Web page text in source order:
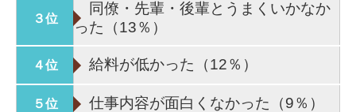
３位
同僚・先輩・後輩とうまくいかなか
った（13％）
４位 給料が低かった（12％）
５位 仕事内容が面白くなかった（9％）